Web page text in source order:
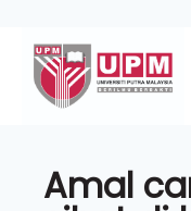
Amal